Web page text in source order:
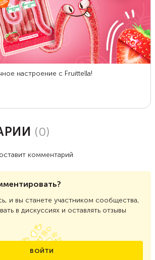
(0)
комментарий
и вы станете участником сообщества,
в дискуссиях и оставлять отзывы
ВОЙТИ